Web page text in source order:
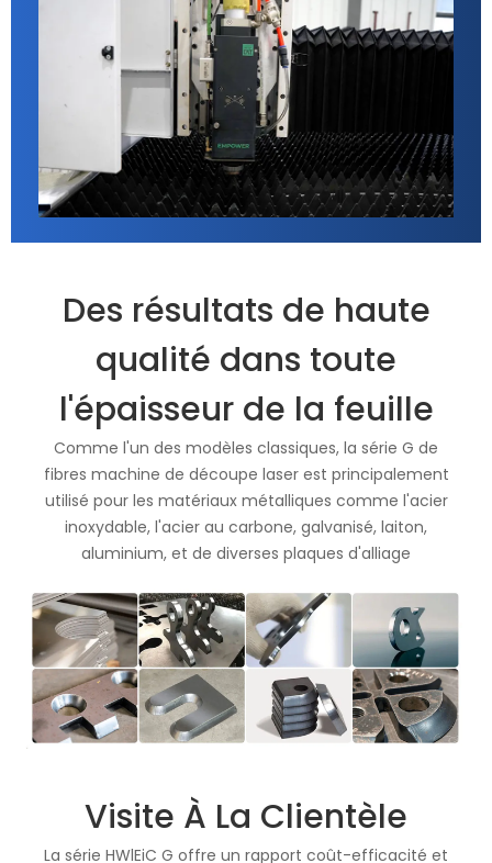
Des résultats de haute
qualité dans toute
l'épaisseur de la feuille
Comme l'un des modèles classiques, la série G de
fibres machine de découpe laser est principalement
utilisé pour les matériaux métalliques comme l'acier
inoxydable, l'acier au carbone, galvanisé, laiton,
aluminium, et de diverses plaques d'alliage
Visite À La Clientèle
La série HWlEiC G offre un rapport coût-efficacité et